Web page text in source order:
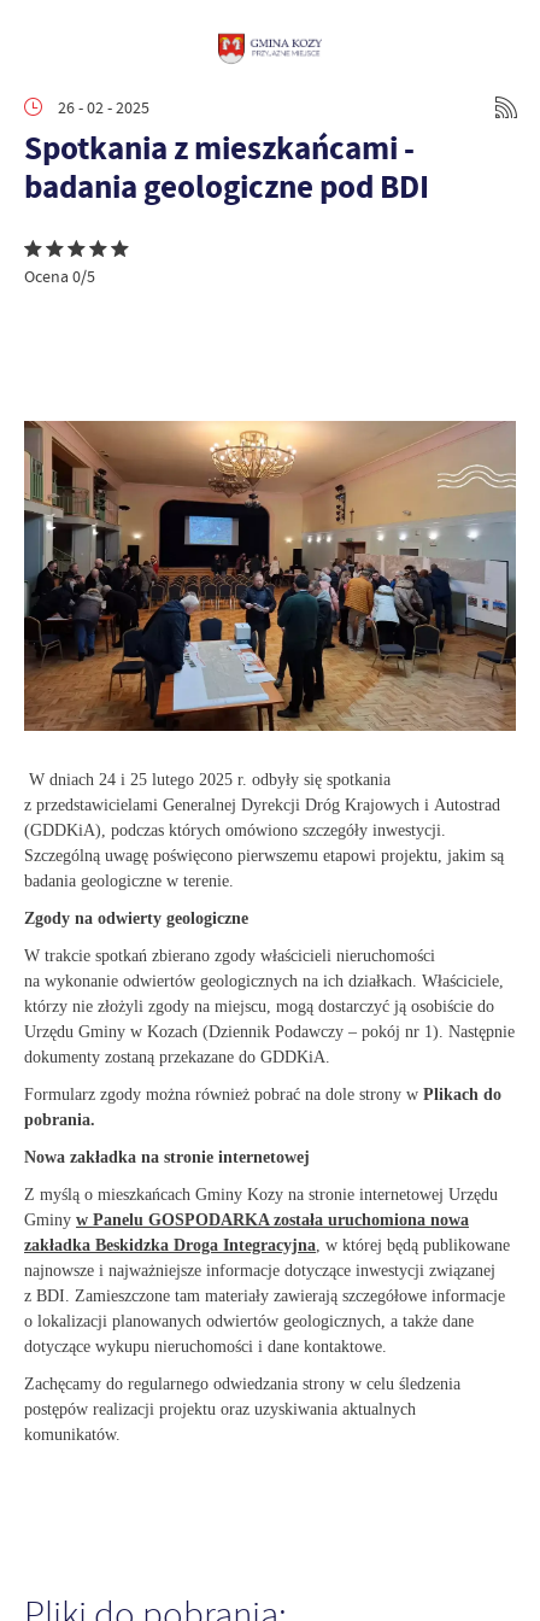
26 - 02 - 2025
Spotkania z mieszkańcami -
badania geologiczne pod BDI
Ocena 0/5
W dniach 24 i 25 lutego 2025 r. odbyły się spotkania
z przedstawicielami Generalnej Dyrekcji Dróg Krajowych i Autostrad
(GDDKiA), podczas których omówiono szczegóły inwestycji.
Szczególną uwagę poświęcono pierwszemu etapowi projektu, jakim są
badania geologiczne w terenie.
Zgody na odwierty geologiczne
W trakcie spotkań zbierano zgody właścicieli nieruchomości
na wykonanie odwiertów geologicznych na ich działkach. Właściciele,
którzy nie złożyli zgody na miejscu, mogą dostarczyć ją osobiście do
Urzędu Gminy w Kozach (Dziennik Podawczy – pokój nr 1). Następnie
dokumenty zostaną przekazane do GDDKiA.
Formularz zgody można również pobrać na dole strony w Plikach do
pobrania.
Nowa zakładka na stronie internetowej
Z myślą o mieszkańcach Gminy Kozy na stronie internetowej Urzędu
Gminy w Panelu GOSPODARKA została uruchomiona nowa
zakładka Beskidzka Droga Integracyjna, w której będą publikowane
najnowsze i najważniejsze informacje dotyczące inwestycji związanej
z BDI. Zamieszczone tam materiały zawierają szczegółowe informacje
o lokalizacji planowanych odwiertów geologicznych, a także dane
dotyczące wykupu nieruchomości i dane kontaktowe.
Zachęcamy do regularnego odwiedzania strony w celu śledzenia
postępów realizacji projektu oraz uzyskiwania aktualnych
komunikatów.